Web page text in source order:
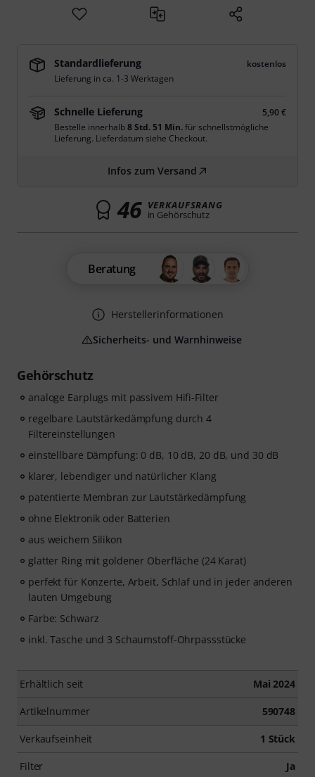
Gehörschutz
analoge Earplugs mit passivem Hifi-Filter
regelbare Lautstärkedämpfung durch 4
Filtereinstellungen
einstellbare Dämpfung: 0 dB, 10 dB, 20 dB, und 30 dB
klarer, lebendiger und natürlicher Klang
patentierte Membran zur Lautstärkedämpfung
ohne Elektronik oder Batterien
aus weichem Silikon
glatter Ring mit goldener Oberfläche (24 Karat)
perfekt für Konzerte, Arbeit, Schlaf und in jeder anderen
lauten Umgebung
Farbe: Schwarz
inkl. Tasche und 3 Schaumstoff-Ohrpassstücke
Erhältlich seit Mai 2024
Artikelnummer 590748
Verkaufseinheit 1 Stück
Filter Ja
Standardlieferung
kostenlos
Lieferung in ca. 1-3 Werktagen
Schnelle Lieferung
5,90 €
Bestelle innerhalb8 Std. 51 Min.für schnellstmögliche
Lieferung. Lieferdatum siehe Checkout.
Infos zum Versand
46 VERKAUFSRANG
in Gehörschutz
Beratung
Herstellerinformationen
Sicherheits- und Warnhinweise